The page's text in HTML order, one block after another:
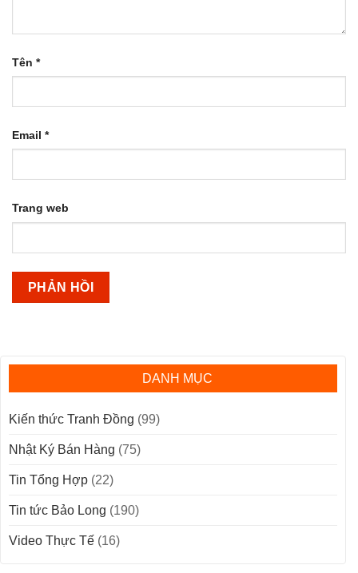
Tên *
Email *
Trang web
DANH MỤC
Kiến thức Tranh Đồng (99)
Nhật Ký Bán Hàng (75)
Tin Tổng Hợp (22)
Tin tức Bảo Long (190)
Video Thực Tế (16)